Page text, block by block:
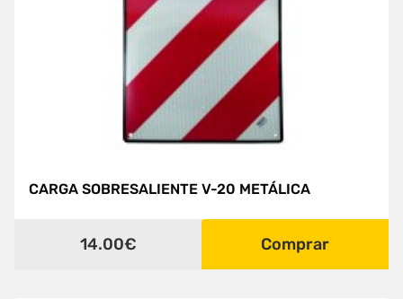
CARGA SOBRESALIENTE V-20 METÁLICA
14.00€ Comprar